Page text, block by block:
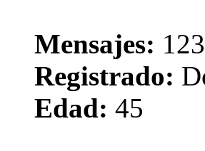
Mensajes:
Registrado:
Edad: 45